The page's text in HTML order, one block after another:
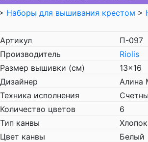
Наборы для вышивания крестом >
Артикул
П-097
Производитель
Riolis
Размер вышивки (см)
13x16
Дизайнер
Алина
Техника исполнения
Количество цветов
6
Тип канвы
Цвет канвы
Белый